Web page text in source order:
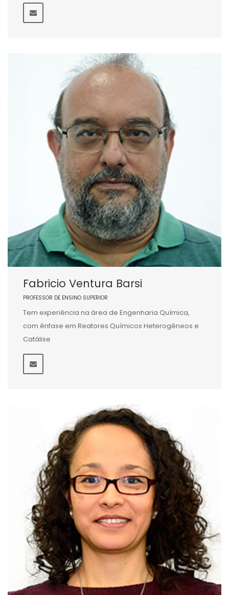
Fabricio Ventura Barsi
PROFESSOR DE ENSINO SUPERIOR
Tem experiência na área de Engenharia Química,
com ênfase em Reatores Químicos Heterogêneos e
Catálise